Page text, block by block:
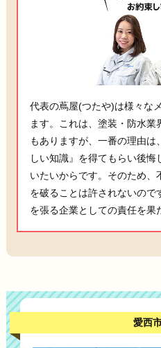
代表の蔦屋(つたや)は様々な
ます。これは、塗装・防水
もありますが、一番の理由は
しい知識』を得てもらい後悔
いたいからです。そのため、
を破ることは許されないので
を張る企業としての責任を果
愛西